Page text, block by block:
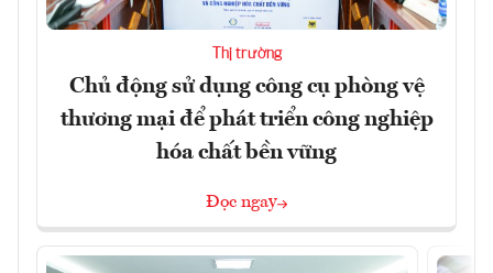
Thị trường
Chủ động sử dụng công cụ phòng vệ
thương mại để phát triển công nghiệp
hóa chất bền vững
Đọc ngay